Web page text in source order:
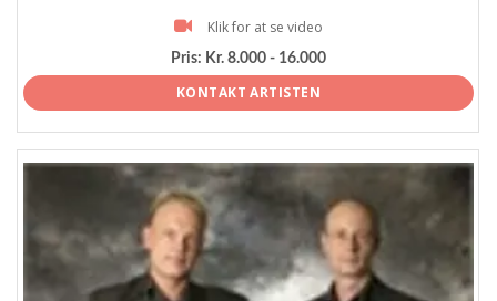
Klik for at se video
Pris: Kr. 8.000 - 16.000
KONTAKT ARTISTEN